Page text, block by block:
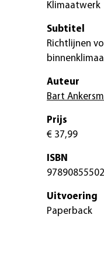
Klimaatwerk
Subtitel
Richtlijnen
Auteur
Bart
Prijs
€ 37,99
ISBN
Uitvoering
Paperback